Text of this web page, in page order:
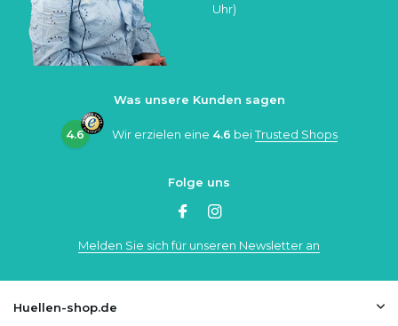
Uhr)
Was unsere Kunden sagen
4.6 Wir erzielen eine 4.6 beiTrusted Shops
Folge uns
Melden Sie sich für unseren Newsletter an
Huellen-shop.de